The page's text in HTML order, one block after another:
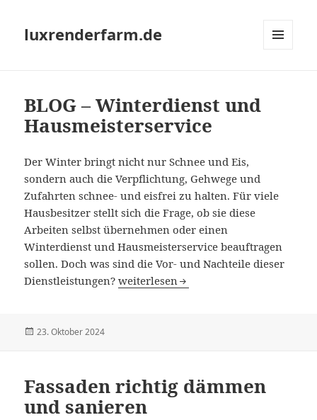
luxrenderfarm.de
BLOG – Winterdienst und
Hausmeisterservice
Der Winter bringt nicht nur Schnee und Eis,
sondern auch die Verpflichtung, Gehwege und
Zufahrten schnee- und eisfrei zu halten. Für viele
Hausbesitzer stellt sich die Frage, ob sie diese
Arbeiten selbst übernehmen oder einen
Winterdienst und Hausmeisterservice beauftragen
sollen. Doch was sind die Vor- und Nachteile dieser
Dienstleistungen?BLOG – Winterdienst und
weiterlesen
Veröffentlicht
23. Oktober 2024
Fassaden richtig dämmen
und sanieren